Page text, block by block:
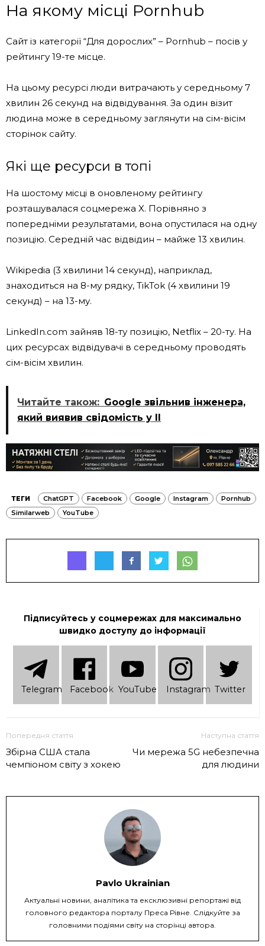
На якому місці Pornhub
Сайт із категорії “Для дорослих” – Pornhub – посів у
рейтингу 19-те місце.
На цьому ресурсі люди витрачають у середньому 7
хвилин 26 секунд на відвідування. За один візит
людина може в середньому заглянути на сім-вісім
сторінок сайту.
Які ще ресурси в топі
На шостому місці в оновленому рейтингу
розташувалася соцмережа X. Порівняно з
попередніми результатами, вона опустилася на одну
позицію. Середній час відвідин – майже 13 хвилин.
Wikipedia (3 хвилини 14 секунд), наприклад,
знаходиться на 8-му рядку, TikTok (4 хвилини 19
секунд) – на 13-му.
LinkedIn.com зайняв 18-ту позицію, Netflix – 20-ту. На
цих ресурсах відвідувачі в середньому проводять
сім-вісім хвилин.
Читайте також: Google звільнив інженера,
який виявив свідомість у ІІ
ТЕГИ ChatGPT Facebook Google Instagram
Pornhub
Similarweb
YouTube
Підписуйтесь у соцмережах для максимально
швидко доступу до інформації
Telеgram Facebook YouTube Instagram Twitter
Попередня стаття
Збірна США стала
чемпіоном світу з хокею
Наступна стаття
Чи мережа 5G небезпечна
для людини
Pavlo Ukrainian
Актуальні новини, аналітика та ексклюзивні репортажі від
головного редактора порталу Преса Рівне. Слідкуйте за
головними подіями світу на сторінці автора.